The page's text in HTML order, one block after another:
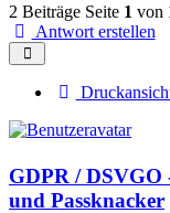
2 Beiträge Seite 1 von
Antwort erstellen
GDPR / DSVGO
und Passknacker